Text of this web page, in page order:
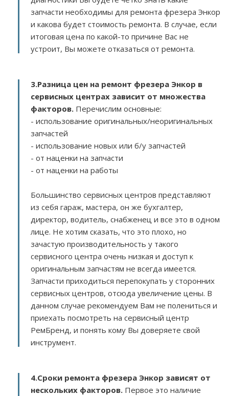
запчасти необходимы для ремонта фрезера Энкор
и какова будет стоимость ремонта. В случае, если
итоговая цена по какой-то причине Вас не
устроит, Вы можете отказаться от ремонта.
3.Разница цен на ремонт фрезера Энкор в
сервисных центрах зависит от множества
факторов. Перечислим основные:
- использование оригинальных/неоригинальных
запчастей
- использование новых или б/у запчастей
- от наценки на запчасти
- от наценки на работы
Большинство сервисных центров представляют
из себя гараж, мастера, он же бухгалтер,
директор, водитель, снабженец и все это в одном
лице. Не хотим сказать, что это плохо, но
зачастую производительность у такого
сервисного центра очень низкая и доступ к
оригинальным запчастям не всегда имеется.
Запчасти приходиться перепокупать у сторонних
сервисных центров, отсюда увеличение цены. В
данном случае рекомендуем Вам не полениться и
приехать посмотреть на сервисный центр
РемБренд, и понять кому Вы доверяете свой
инструмент.
4.Сроки ремонта фрезера Энкор зависят от
нескольких факторов. Первое это наличие